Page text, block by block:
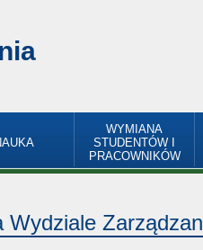
WYMIANA
STUDENTÓW I
PRACOWNIKÓW
Wydziale